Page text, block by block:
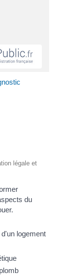
légale et
du
logement